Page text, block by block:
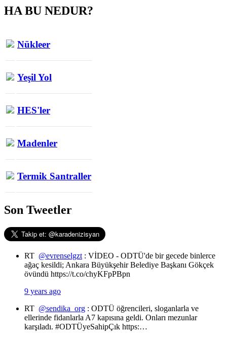
HA BU NEDUR?
Nükleer
Yeşil Yol
HES'ler
Madenler
Termik Santraller
Son Tweetler
RT @evrenselgzt : VİDEO - ODTÜ'de bir gecede binlerce
ağaç kesildi; Ankara Büyükşehir Belediye Başkanı Gökçek
övündü https://t.co/chyKFpPBpn
9 years ago
RT @sendika_org : ODTÜ öğrencileri, sloganlarla ve
ellerinde fidanlarla A7 kapısına geldi. Onları mezunlar
karşıladı. #ODTÜyeSahipÇık https:…